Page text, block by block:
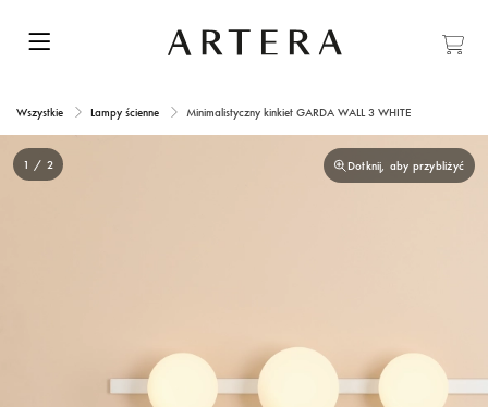
Wszystkie Lampy ścienne Minimalistyczny kinkiet GARDA WALL 3 WHITE
Dotknij, aby przybliżyć
1 / 2